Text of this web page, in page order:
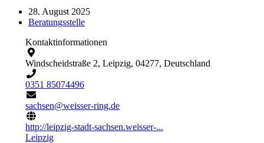
28. August 2025
Beratungsstelle
Kontaktinformationen
Windscheidstraße 2, Leipzig, 04277, Deutschland
0351 85074496
sachsen@weisser-ring.de
http://leipzig-stadt-sachsen.weisser-...
Leipzig